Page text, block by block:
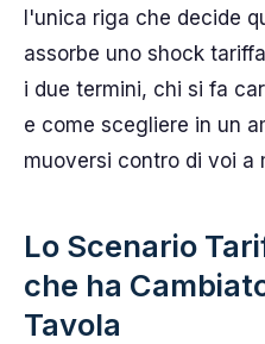
l'unica riga che decide
assorbe uno shock
i due termini, chi si fa
e come scegliere in un
muoversi contro di voi a
Lo Scenario
che ha
Tavola